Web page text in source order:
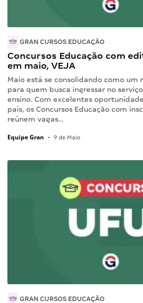
GRAN CURSOS EDUCAÇÃO
Concursos Educação com
em maio, VEJA
Maio está se consolidando como um
para quem busca ingressar no
ensino. Com excelentes
país, os Concursos Educação com
reúnem vagas…
Equipe Gran • 9 de Maio
GRAN CURSOS EDUCAÇÃO